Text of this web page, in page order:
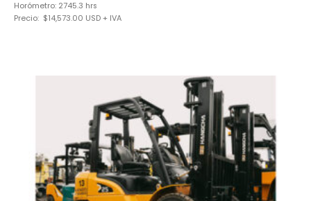
Horómetro: 2745.3 hrs
Precio: $14,573.00 USD + IVA